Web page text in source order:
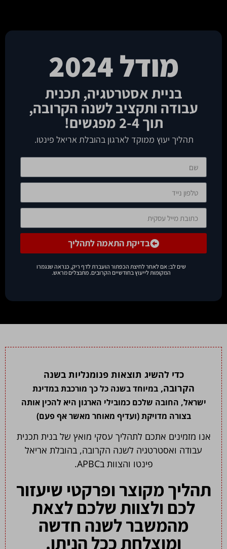
מודל 2024
בניית אסטרטגיה, תכנית
עבודה ותקציב לשנה הקרובה,
תוך 2-4 מפגשים!
תהליך יעוץ ממוקד לארגון בהובלת אריאל פינטו.
בדיקת התאמה לתהליך
שים לב: אם לאחר לחיצת הכפתור הועברת לדף ריק, כנראה שנגמרו
המקומות לייעוץ בחודשיים הקרובים. מתנצלים מראש.
כדי להשיג תוצאות פנומנליות בשנה
הקרובה, במיוחד בשנה כל כך מורכבת במדינת
ישראל, החובה שלכם כמובילי הארגון היא להכין אותה
בצורה מדויקת (ועדיף מאוחר מאשר אף פעם)
אנו מזמינים אתכם לתהליך עסקי מואץ של בנית תכנית
עבודה ואסטרטגיה לשנה הקרובה, בהובלת אריאל
פינטו והצוות בAPBC.
תהליך מקוצר ופרקטי שיעזור
לכם ולצוות שלכם לצאת
מהמשבר לשנה חדשה
ומוצלחת ככל הניתן.